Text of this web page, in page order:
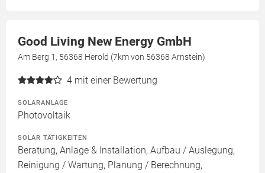
Good Living New Energy GmbH
Am Berg 1, 56368 Herold (7km von 56368 Arnstein)
4 mit einer Bewertung
SOLARANLAGE
Photovoltaik
SOLAR TÄTIGKEITEN
Beratung, Anlage & Installation, Aufbau / Auslegung,
Reinigung / Wartung, Planung / Berechnung,